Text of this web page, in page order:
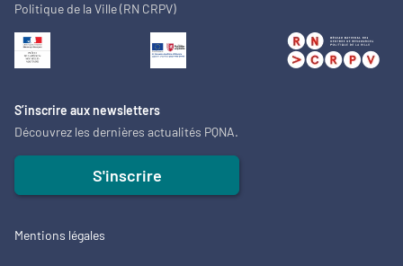
Politique de la Ville (RN CRPV)
S’inscrire aux newsletters
Découvrez les dernières actualités PQNA.
S'inscrire
Mentions légales